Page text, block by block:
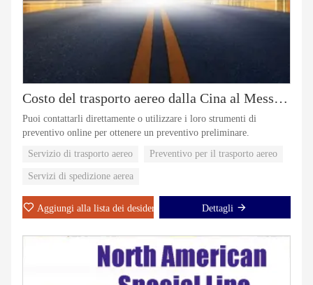
Costo del trasporto aereo dalla Cina al Messico. Spedizione con preventivo di trasporto
Puoi contattarli direttamente o utilizzare i loro strumenti di
preventivo online per ottenere un preventivo preliminare.
Servizio di trasporto aereo
Preventivo per il trasporto aereo
Servizi di spedizione aerea
Aggiungi alla lista dei desideri Dettagli